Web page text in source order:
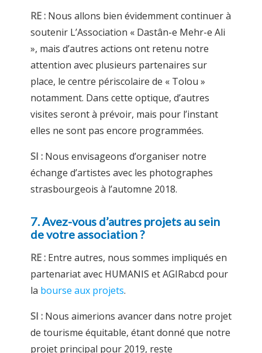
RE : Nous allons bien évidemment continuer à
soutenir L’Association « Dastân-e Mehr-e Ali
», mais d’autres actions ont retenu notre
attention avec plusieurs partenaires sur
place, le centre périscolaire de « Tolou »
notamment. Dans cette optique, d’autres
visites seront à prévoir, mais pour l’instant
elles ne sont pas encore programmées.
SI : Nous envisageons d’organiser notre
échange d’artistes avec les photographes
strasbourgeois à l’automne 2018.
7. Avez-vous d’autres projets au sein
de votre association ?
RE : Entre autres, nous sommes impliqués en
partenariat avec HUMANIS et AGIRabcd pour
la bourse aux projets.
SI : Nous aimerions avancer dans notre projet
de tourisme équitable, étant donné que notre
projet principal pour 2019, reste